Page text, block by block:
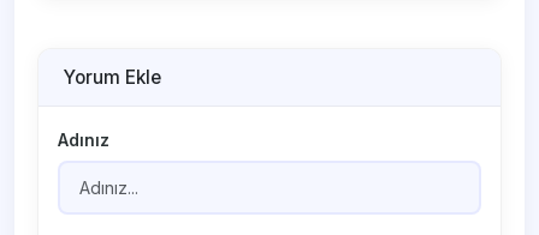
Yorum Ekle
Adınız